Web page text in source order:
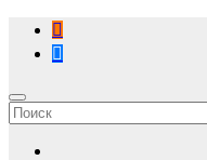
Перейти
содержимому